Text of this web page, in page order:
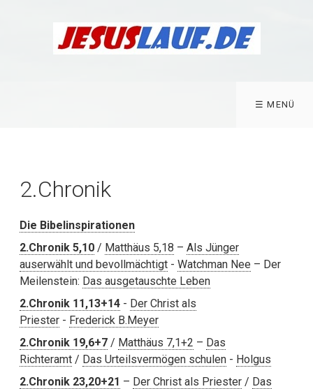
☰ MENÜ
2.Chronik
Die Bibelinspirationen
2.Chronik 5,10 / Matthäus 5,18 –Als Jünger
auserwählt und bevollmächtigt -Watchman Nee – Der
Meilenstein: Das ausgetauschte Leben
2.Chronik 11,13+14 - Der Christ als
Priester - Frederick B.Meyer
2.Chronik 19,6+7 / Matthäus 7,1+2 – Das
Richteramt / Das Urteilsvermögen schulen - Holgus
2.Chronik 23,20+21 – Der Christ als Priester / Das